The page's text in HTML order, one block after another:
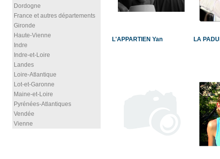
Dordogne
France et autres départements
Gironde
Haute-Vienne
Indre
Indre-et-Loire
Landes
Loire-Atlantique
Lot-et-Garonne
Maine-et-Loire
Pyrénées-Atlantiques
Vendée
Vienne
L'APPARTIEN Yan LA